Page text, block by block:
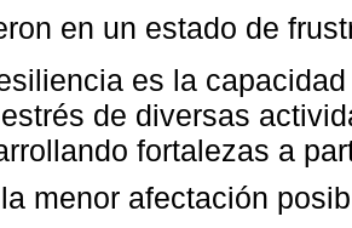
en un estado de
es la
de diversas
fortalezas a
menor afectación